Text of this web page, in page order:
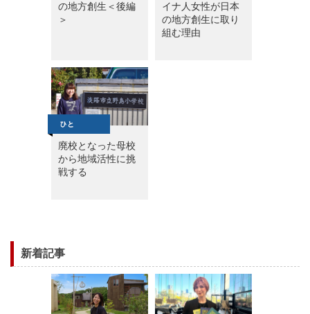
の地方創生＜後編
＞
イナ人女性が日本
の地方創生に取り
組む理由
廃校となった母校
から地域活性に挑
戦する
新着記事